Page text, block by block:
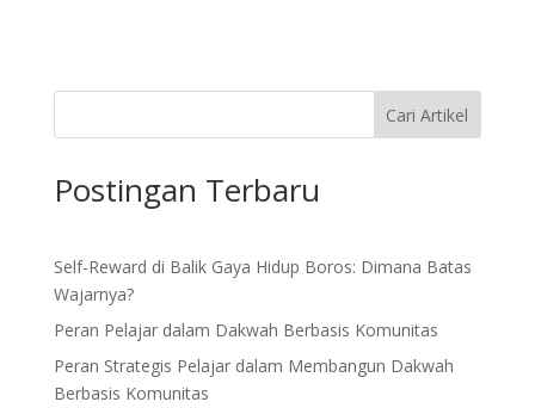
Cari Artikel
Postingan Terbaru
Self-Reward di Balik Gaya Hidup Boros: Dimana Batas
Wajarnya?
Peran Pelajar dalam Dakwah Berbasis Komunitas
Peran Strategis Pelajar dalam Membangun Dakwah
Berbasis Komunitas